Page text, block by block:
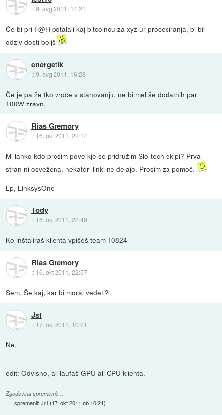
::9. avg 2011, 14:21
Če bi pri F@H potalali kaj bitcoinou za xyz ur procesiranja, bi bil
odziv dosti boljši
energetik
::9. avg 2011, 16:28
Če je pa že tko vroče v stanovanju, ne bi mel še dodatnih par
100W zravn.
Rias Gremory
:: 16. okt 2011, 22:14
Mi lahko kdo prosim pove kje se pridružim Slo-tech ekipi? Prva
stran ni osvežena, nekateri linki ne delajo. Prosim za pomoč.
Lp, LinksysOne
Tody
:: 16. okt 2011, 22:49
Ko inštaliraš klienta vpišeš team 10824
Rias Gremory
:: 16. okt 2011, 22:57
Sem. Še kaj, kar bi moral vedeti?
Jst
:: 17. okt 2011, 10:21
Ne.
edit: Odvisno, ali laufaš GPU ali CPU klienta.
Zgodovina sprememb…
spremenil:Jst(17. okt 2011 ob 10:21)